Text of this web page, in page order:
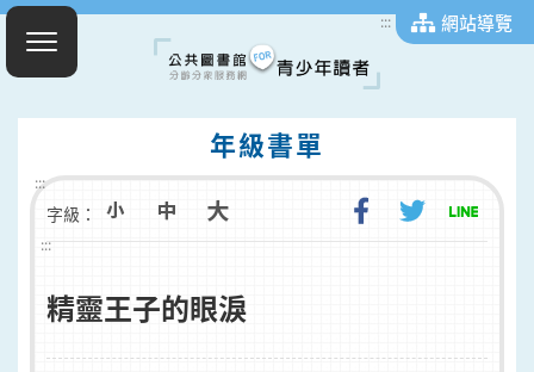
::: 網站導覽
年級書單
:::
字級：
:::
精靈王子的眼淚